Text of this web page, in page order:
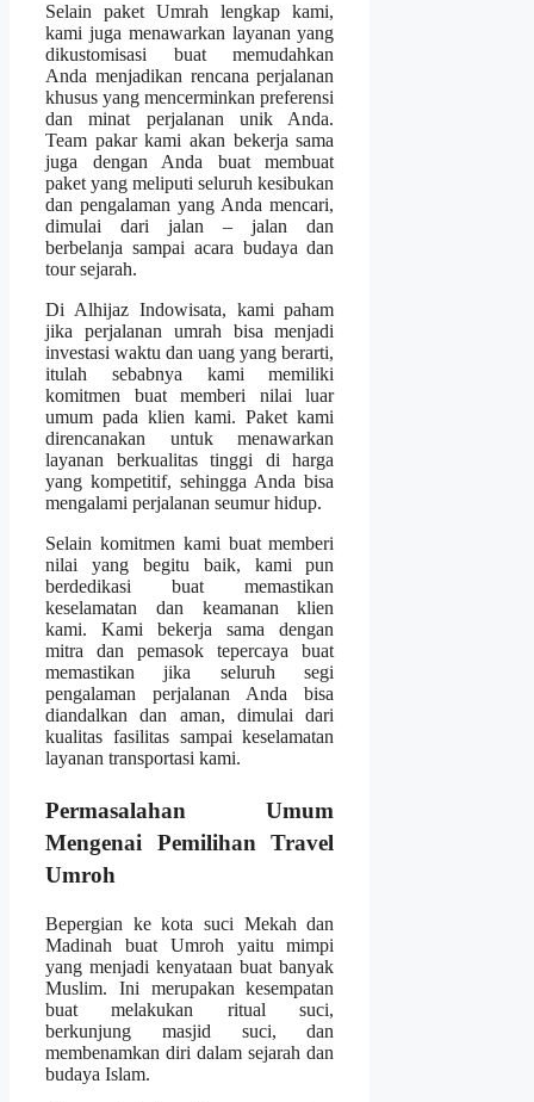
Selain paket Umrah lengkap kami,
kami juga menawarkan layanan yang
dikustomisasi buat memudahkan
Anda menjadikan rencana perjalanan
khusus yang mencerminkan preferensi
dan minat perjalanan unik Anda.
Team pakar kami akan bekerja sama
juga dengan Anda buat membuat
paket yang meliputi seluruh kesibukan
dan pengalaman yang Anda mencari,
dimulai dari jalan – jalan dan
berbelanja sampai acara budaya dan
tour sejarah.
Di Alhijaz Indowisata, kami paham
jika perjalanan umrah bisa menjadi
investasi waktu dan uang yang berarti,
itulah sebabnya kami memiliki
komitmen buat memberi nilai luar
umum pada klien kami. Paket kami
direncanakan untuk menawarkan
layanan berkualitas tinggi di harga
yang kompetitif, sehingga Anda bisa
mengalami perjalanan seumur hidup.
Selain komitmen kami buat memberi
nilai yang begitu baik, kami pun
berdedikasi buat memastikan
keselamatan dan keamanan klien
kami. Kami bekerja sama dengan
mitra dan pemasok tepercaya buat
memastikan jika seluruh segi
pengalaman perjalanan Anda bisa
diandalkan dan aman, dimulai dari
kualitas fasilitas sampai keselamatan
layanan transportasi kami.
Permasalahan Umum
Mengenai Pemilihan Travel
Umroh
Bepergian ke kota suci Mekah dan
Madinah buat Umroh yaitu mimpi
yang menjadi kenyataan buat banyak
Muslim. Ini merupakan kesempatan
buat melakukan ritual suci,
berkunjung masjid suci, dan
membenamkan diri dalam sejarah dan
budaya Islam.